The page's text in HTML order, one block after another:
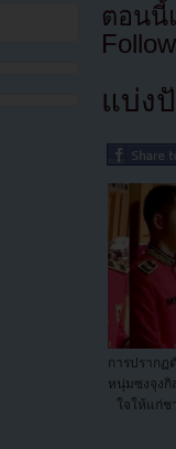
ตอนนี้
แบ่ง
การปรากฏ
หนุ่มซงจุงกิ
ใจให้แก่